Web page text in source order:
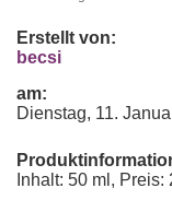
Erstellt von:
becsi
am:
Dienstag, 11.
Inhalt: 50 ml, Preis: